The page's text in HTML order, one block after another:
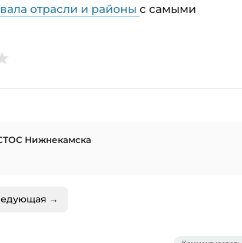
отрасли и районы с самыми
Нижнекамска
→